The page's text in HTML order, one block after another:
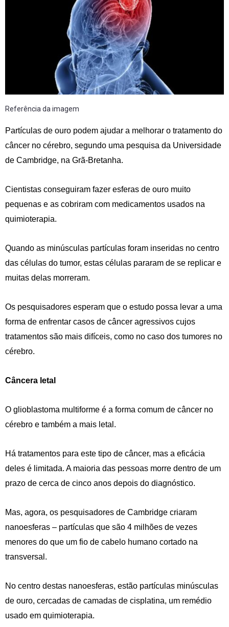
Referência da imagem
Partículas de ouro podem ajudar a melhorar o tratamento do
câncer no cérebro, segundo uma pesquisa da Universidade
de Cambridge, na Grã-Bretanha.
Cientistas conseguiram fazer esferas de ouro muito
pequenas e as cobriram com medicamentos usados na
quimioterapia.
Quando as minúsculas partículas foram inseridas no centro
das células do tumor, estas células pararam de se replicar e
muitas delas morreram.
Os pesquisadores esperam que o estudo possa levar a uma
forma de enfrentar casos de câncer agressivos cujos
tratamentos são mais difíceis, como no caso dos tumores no
cérebro.
Câncera letal
O glioblastoma multiforme é a forma comum de câncer no
cérebro e também a mais letal.
Há tratamentos para este tipo de câncer, mas a eficácia
deles é limitada. A maioria das pessoas morre dentro de um
prazo de cerca de cinco anos depois do diagnóstico.
Mas, agora, os pesquisadores de Cambridge criaram
nanoesferas – partículas que são 4 milhões de vezes
menores do que um fio de cabelo humano cortado na
transversal.
No centro destas nanoesferas, estão partículas minúsculas
de ouro, cercadas de camadas de cisplatina, um remédio
usado em quimioterapia.